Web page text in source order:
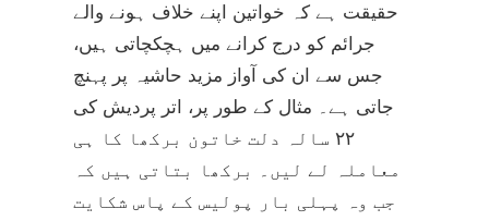
حقیقت ہے کہ خواتین اپنے خلاف ہونے والے
جرائم کو درج کرانے میں ہچکچاتی ہیں،
جس سے ان کی آواز مزید حاشیہ پر پہنچ
جاتی ہے۔ مثال کے طور پر، اتر پردیش کی
۲۲ سالہ دلت خاتون برکھا کا ہی
معاملہ لے لیں۔ برکھا بتاتی ہیں کہ
جب وہ پہلی بار پولیس کے پاس شکایت